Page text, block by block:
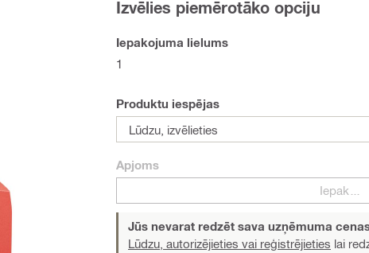
Izvēlies piemērotāko opciju
Iepakojuma lielums
1
Produktu iespējas
Lūdzu, izvēlieties
Apjoms
Jūs nevarat redzēt sava uzņēmuma
Lūdzu, autorizējieties vai reģistrējieties lai